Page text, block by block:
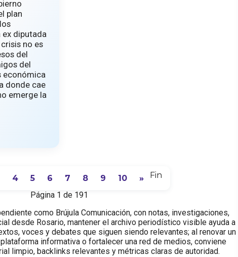
plan
ex diputada
no es
del
del
económica
donde cae
emerge la
4 5 6 7 8 9 10 » Fin
Página 1 de 191
como Brújula Comunicación, con notas, investigaciones,
desde Rosario, mantener el archivo periodístico visible ayuda a
voces y debates que siguen siendo relevantes; al renovar un
informativa o fortalecer una red de medios, conviene
limpio, backlinks relevantes y métricas claras de autoridad.